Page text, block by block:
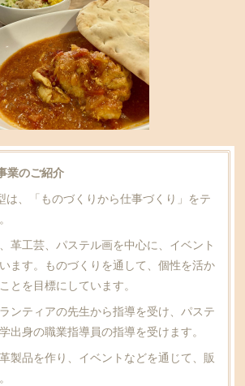
業のご紹介
、「ものづくりから仕事づくり」をテ
革工芸、パステル画を中心に、イベント
ます。ものづくりを通して、個性を活か
とを目標にしています。
ンティアの先生から指導を受け、パステ
出身の職業指導員の指導を受けます。
製品を作り、イベントなどを通じて、販